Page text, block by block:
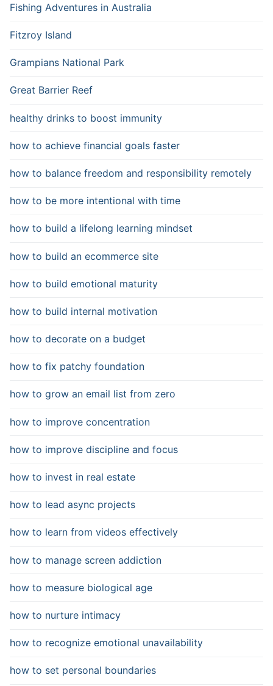
Fishing Adventures in Australia
Fitzroy Island
Grampians National Park
Great Barrier Reef
healthy drinks to boost immunity
how to achieve financial goals faster
how to balance freedom and responsibility remotely
how to be more intentional with time
how to build a lifelong learning mindset
how to build an ecommerce site
how to build emotional maturity
how to build internal motivation
how to decorate on a budget
how to fix patchy foundation
how to grow an email list from zero
how to improve concentration
how to improve discipline and focus
how to invest in real estate
how to lead async projects
how to learn from videos effectively
how to manage screen addiction
how to measure biological age
how to nurture intimacy
how to recognize emotional unavailability
how to set personal boundaries